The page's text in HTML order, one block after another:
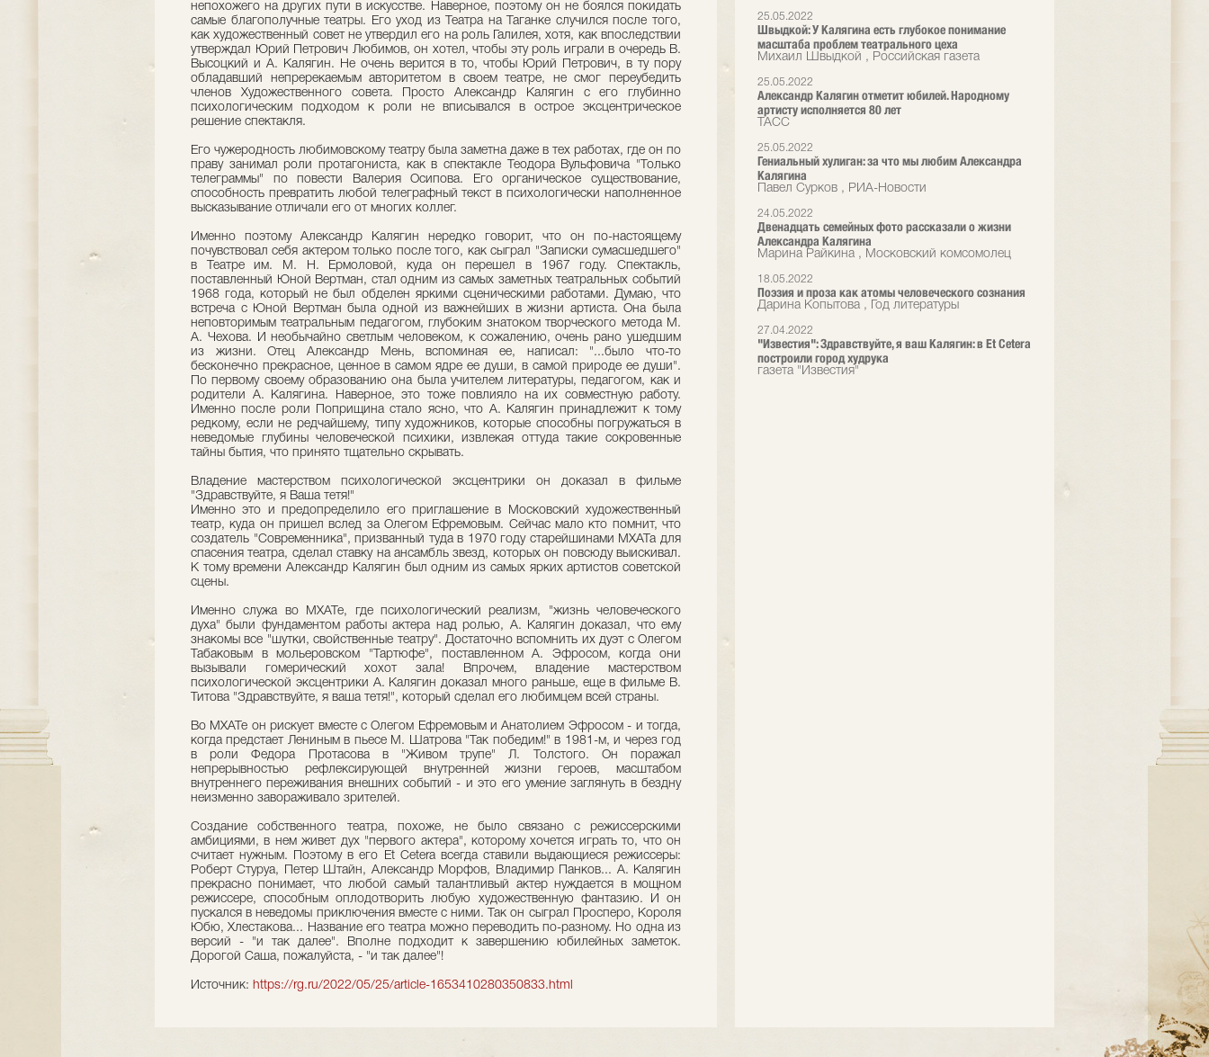
25.05.2022
Швыдкой: У Калягина есть глубокое понимание
масштаба проблем театрального цеха
Михаил Швыдкой , Российская газета
25.05.2022
Александр Калягин отметит юбилей. Народному
артисту исполняется 80 лет
ТАСС
25.05.2022
Гениальный хулиган: за что мы любим Александра
Калягина
Павел Сурков , РИА-Новости
24.05.2022
Двенадцать семейных фото рассказали о жизни
Александра Калягина
Марина Райкина , Московский комсомолец
18.05.2022
Поэзия и проза как атомы человеческого сознания
Дарина Копытова , Год литературы
27.04.2022
"Известия": Здравствуйте, я ваш Калягин: в Et Cetera
построили город худрука
газета "Известия"
непохожего на других пути в искусстве. Наверное, поэтому он не боялся покидать
самые благополучные театры. Его уход из Театра на Таганке случился после того,
как художественный совет не утвердил его на роль Галилея, хотя, как впоследствии
утверждал Юрий Петрович Любимов, он хотел, чтобы эту роль играли в очередь В.
Высоцкий и А. Калягин. Не очень верится в то, чтобы Юрий Петрович, в ту пору
обладавший непререкаемым авторитетом в своем театре, не смог переубедить
членов Художественного совета. Просто Александр Калягин с его глубинно
психологическим подходом к роли не вписывался в острое эксцентрическое
решение спектакля.
Его чужеродность любимовскому театру была заметна даже в тех работах, где он по
праву занимал роли протагониста, как в спектакле Теодора Вульфовича "Только
телеграммы" по повести Валерия Осипова. Его органическое существование,
способность превратить любой телеграфный текст в психологически наполненное
высказывание отличали его от многих коллег.
Именно поэтому Александр Калягин нередко говорит, что он по-настоящему
почувствовал себя актером только после того, как сыграл "Записки сумасшедшего"
в Театре им. М. Н. Ермоловой, куда он перешел в 1967 году. Спектакль,
поставленный Юной Вертман, стал одним из самых заметных театральных событий
1968 года, который не был обделен яркими сценическими работами. Думаю, что
встреча с Юной Вертман была одной из важнейших в жизни артиста. Она была
неповторимым театральным педагогом, глубоким знатоком творческого метода М.
А. Чехова. И необычайно светлым человеком, к сожалению, очень рано ушедшим
из жизни. Отец Александр Мень, вспоминая ее, написал: "...было что-то
бесконечно прекрасное, ценное в самом ядре ее души, в самой природе ее души".
По первому своему образованию она была учителем литературы, педагогом, как и
родители А. Калягина. Наверное, это тоже повлияло на их совместную работу.
Именно после роли Поприщина стало ясно, что А. Калягин принадлежит к тому
редкому, если не редчайшему, типу художников, которые способны погружаться в
неведомые глубины человеческой психики, извлекая оттуда такие сокровенные
тайны бытия, что принято тщательно скрывать.
Владение мастерством психологической эксцентрики он доказал в фильме
"Здравствуйте, я Ваша тетя!"
Именно это и предопределило его приглашение в Московский художественный
театр, куда он пришел вслед за Олегом Ефремовым. Сейчас мало кто помнит, что
создатель "Современника", призванный туда в 1970 году старейшинами МХАТа для
спасения театра, сделал ставку на ансамбль звезд, которых он повсюду выискивал.
К тому времени Александр Калягин был одним из самых ярких артистов советской
сцены.
Именно служа во МХАТе, где психологический реализм, "жизнь человеческого
духа" были фундаментом работы актера над ролью, А. Калягин доказал, что ему
знакомы все "шутки, свойственные театру". Достаточно вспомнить их дуэт с Олегом
Табаковым в мольеровском "Тартюфе", поставленном А. Эфросом, когда они
вызывали гомерический хохот зала! Впрочем, владение мастерством
психологической эксцентрики А. Калягин доказал много раньше, еще в фильме В.
Титова "Здравствуйте, я ваша тетя!", который сделал его любимцем всей страны.
Во МХАТе он рискует вместе с Олегом Ефремовым и Анатолием Эфросом - и тогда,
когда предстает Лениным в пьесе М. Шатрова "Так победим!" в 1981-м, и через год
в роли Федора Протасова в "Живом трупе" Л. Толстого. Он поражал
непрерывностью рефлексирующей внутренней жизни героев, масштабом
внутреннего переживания внешних событий - и это его умение заглянуть в бездну
неизменно завораживало зрителей.
Создание собственного театра, похоже, не было связано с режиссерскими
амбициями, в нем живет дух "первого актера", которому хочется играть то, что он
считает нужным. Поэтому в его Et Cetera всегда ставили выдающиеся режиссеры:
Роберт Стуруа, Петер Штайн, Александр Морфов, Владимир Панков... А. Калягин
прекрасно понимает, что любой самый талантливый актер нуждается в мощном
режиссере, способным оплодотворить любую художественную фантазию. И он
пускался в неведомы приключения вместе с ними. Так он сыграл Просперо, Короля
Юбю, Хлестакова... Название его театра можно переводить по-разному. Но одна из
версий - "и так далее". Вполне подходит к завершению юбилейных заметок.
Дорогой Саша, пожалуйста, - "и так далее"!
Источник: https://rg.ru/2022/05/25/article-1653410280350833.html